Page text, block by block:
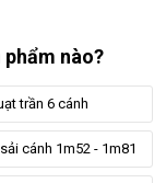
nào?
trần 6 cánh
cánh 1m52 - 1m81